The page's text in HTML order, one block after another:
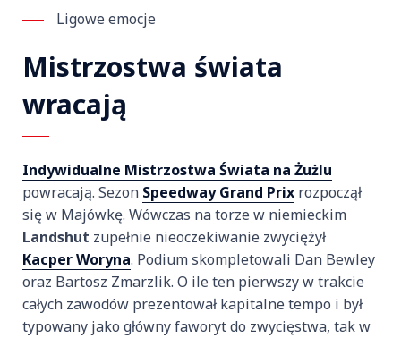
Ligowe emocje
Mistrzostwa świata
wracają
Indywidualne Mistrzostwa Świata na Żużlu
powracają. Sezon Speedway Grand Prix rozpoczął
się w Majówkę. Wówczas na torze w niemieckim
Landshut zupełnie nieoczekiwanie zwyciężył
Kacper Woryna. Podium skompletowali Dan Bewley
oraz Bartosz Zmarzlik. O ile ten pierwszy w trakcie
całych zawodów prezentował kapitalne tempo i był
typowany jako główny faworyt do zwycięstwa, tak w